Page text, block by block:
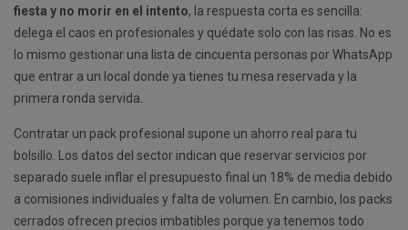
fiesta y no morir en el intento, la respuesta corta es sencilla:
delega el caos en profesionales y quédate solo con las risas. No es
lo mismo gestionar una lista de cincuenta personas por WhatsApp
que entrar a un local donde ya tienes tu mesa reservada y la
primera ronda servida.
Contratar un pack profesional supone un ahorro real para tu
bolsillo. Los datos del sector indican que reservar servicios por
separado suele inflar el presupuesto final un 18% de media debido
a comisiones individuales y falta de volumen. En cambio, los packs
cerrados ofrecen precios imbatibles porque ya tenemos todo